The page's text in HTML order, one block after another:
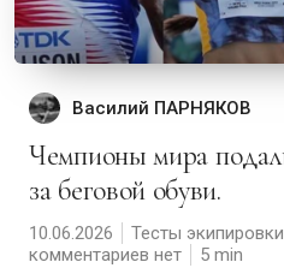
Василий ПАРНЯКОВ
Чемпионы мира подали в суд на Puma из-
за беговой обуви.
10.06.2026 Тесты экипировки
комментариев нет
5